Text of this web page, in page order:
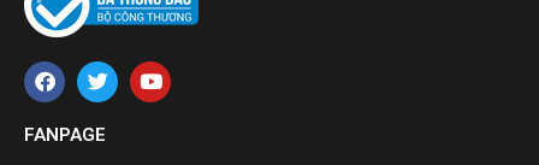
FANPAGE